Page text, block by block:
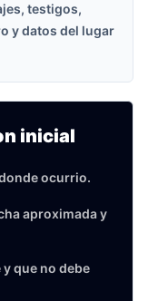
testigos,
y datos del lugar
inicial
ocurrio.
aproximada y
que no debe